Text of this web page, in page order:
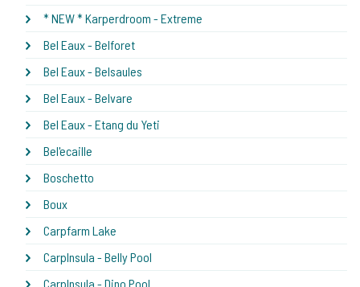
* NEW * Karperdroom - Extreme
Bel Eaux - Belforet
Bel Eaux - Belsaules
Bel Eaux - Belvare
Bel Eaux - Etang du Yeti
Bel'ecaille
Boschetto
Boux
Carpfarm Lake
CarpInsula - Belly Pool
CarpInsula - Dino Pool